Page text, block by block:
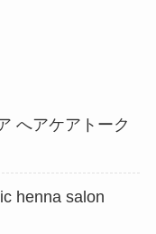
へアケアトーク
henna salon